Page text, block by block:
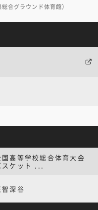
合グラウンド体育館）
国高等学校総合体育大会
スケット ...
智深谷